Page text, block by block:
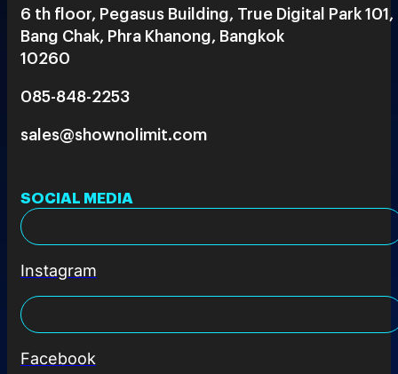
6 th floor, Pegasus Building, True Digital Park 101,
Bang Chak, Phra Khanong, Bangkok
10260
085-848-2253
sales@shownolimit.com
SOCIAL MEDIA
Instagram
Facebook